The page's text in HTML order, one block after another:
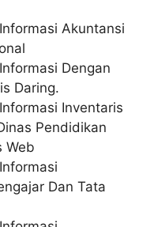
Akuntansi
Dengan
Daring.
Inventaris
Pendidikan
Web
Dan Tata